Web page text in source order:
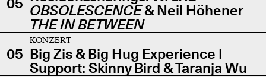
OBSOLESCENCE& Neil Höhener
THE IN BETWEEN
05
KONZERT
Big Zis & Big Hug Experience |
Support: Skinny Bird & Taranja Wu